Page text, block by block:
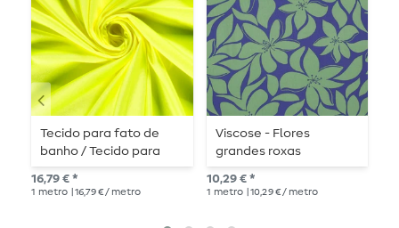
Tecido para fato de
banho / Tecido para
bikini / Badelycra liso
amarelo neon
16,79 € *
1 metro | 16,79 € / metro
Viscose - Flores
grandes roxas
10,29 € *
1 metro | 10,29 € / metro